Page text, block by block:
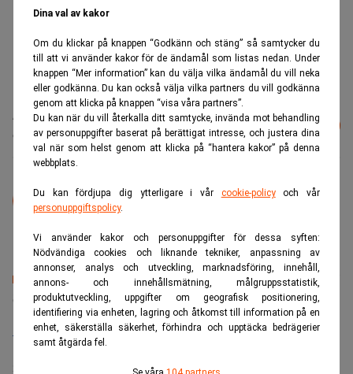
Dina val av kakor
Om du klickar på knappen “Godkänn och stäng” så samtycker du
till att vi använder kakor för de ändamål som listas nedan. Under
knappen “Mer information” kan du välja vilka ändamål du vill neka
eller godkänna. Du kan också välja vilka partners du vill godkänna
genom att klicka på knappen “visa våra partners”.
Du kan när du vill återkalla ditt samtycke, invända mot behandling
av personuppgifter baserat på berättigat intresse, och justera dina
val när som helst genom att klicka på “hantera kakor” på denna
webbplats.
Du kan fördjupa dig ytterligare i vår cookie-policyoch vår
personuppgiftspolicy.
Vi använder kakor och personuppgifter för dessa syften:
Nödvändiga cookies och liknande tekniker, anpassning av
annonser, analys och utveckling, marknadsföring, innehåll,
annons- och innehållsmätning, målgruppsstatistik,
produktutveckling, uppgifter om geografisk positionering,
identifiering via enheten, lagring och åtkomst till information på en
enhet, säkerställa säkerhet, förhindra och upptäcka bedrägerier
samt åtgärda fel.
Läs mer från Realtid - vårt nyhetsbrev
är kostnadsfritt:
Prenumerera
Detta är ett distribuerat pressmeddelande.
Senaste lediga jobben
Bolagsjurist till Eltel AB
Placering:Bromma, Stockholm
Sista ansökningsdag: 21/08/2026